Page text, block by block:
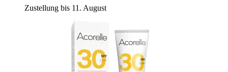
Zustellung bis 11. August